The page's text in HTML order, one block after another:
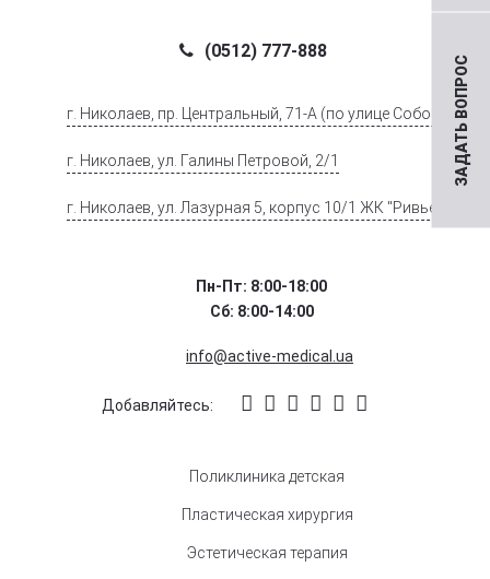
ЗАДАТЬ ВОПРОС
(0512) 777-888
г. Николаев, пр. Центральный, 71-А (по улице Соборной)
г. Николаев, ул. Галины Петровой, 2/1
г. Николаев, ул. Лазурная 5, корпус 10/1 ЖК "Ривьера".
Пн-Пт: 8:00-18:00
Сб: 8:00-14:00
info@active-medical.ua
Добавляйтесь:
Поликлиника детская
Пластическая хирургия
Эстетическая терапия